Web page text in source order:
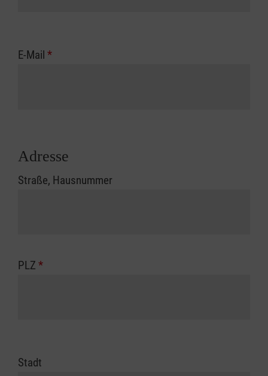
E-Mail *
Adresse
Straße, Hausnummer
PLZ *
Stadt